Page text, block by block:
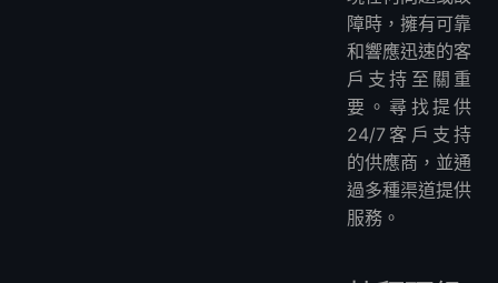
障時，擁有可靠
和響應迅速的客
戶支持至關重
要。尋找提供
24/7客戶支持
的供應商，並通
過多種渠道提供
服務。